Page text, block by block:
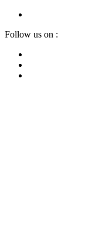
Follow us on :